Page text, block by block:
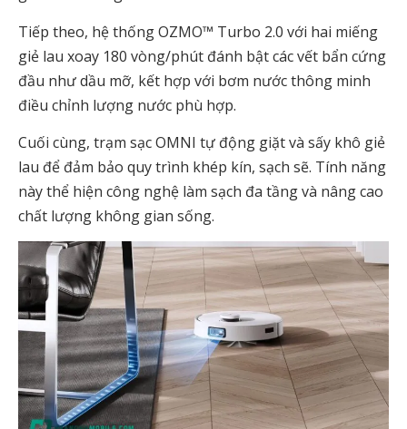
Tiếp theo, hệ thống OZMO™ Turbo 2.0 với hai miếng
giẻ lau xoay 180 vòng/phút đánh bật các vết bẩn cứng
đầu như dầu mỡ, kết hợp với bơm nước thông minh
điều chỉnh lượng nước phù hợp.
Cuối cùng, trạm sạc OMNI tự động giặt và sấy khô giẻ
lau để đảm bảo quy trình khép kín, sạch sẽ. Tính năng
này thể hiện công nghệ làm sạch đa tầng và nâng cao
chất lượng không gian sống.